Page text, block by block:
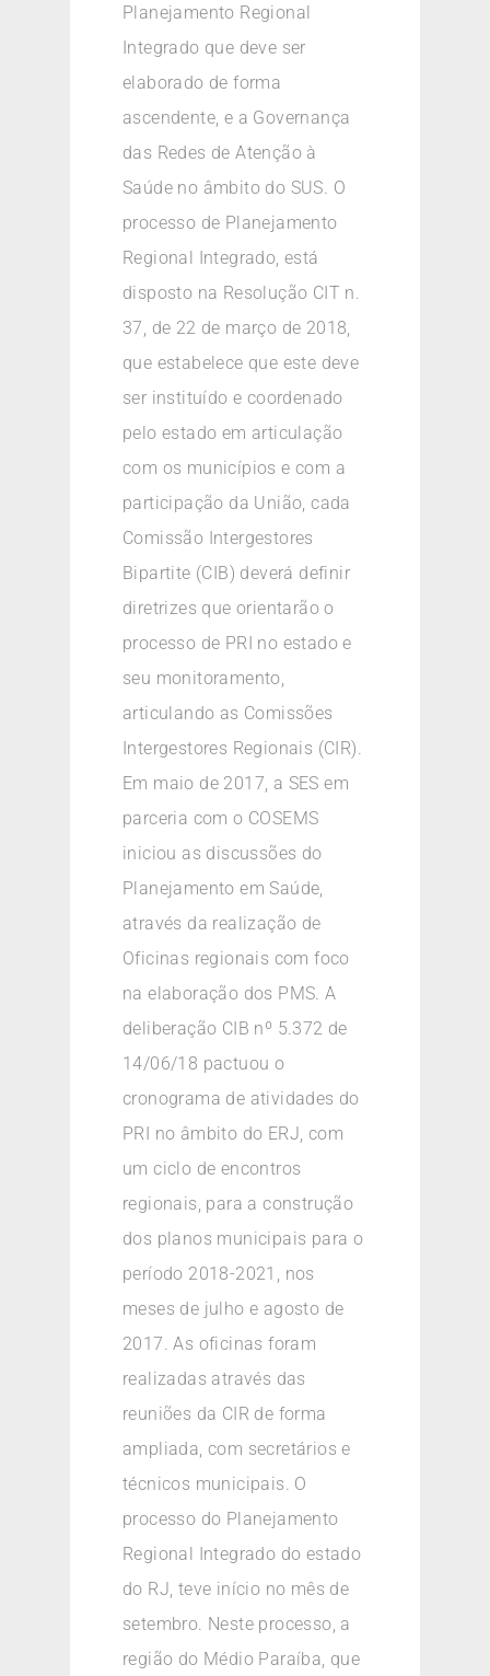
Planejamento Regional
Integrado que deve ser
elaborado de forma
ascendente, e a Governança
das Redes de Atenção à
Saúde no âmbito do SUS. O
processo de Planejamento
Regional Integrado, está
disposto na Resolução CIT n.
37, de 22 de março de 2018,
que estabelece que este deve
ser instituído e coordenado
pelo estado em articulação
com os municípios e com a
participação da União, cada
Comissão Intergestores
Bipartite (CIB) deverá definir
diretrizes que orientarão o
processo de PRI no estado e
seu monitoramento,
articulando as Comissões
Intergestores Regionais (CIR).
Em maio de 2017, a SES em
parceria com o COSEMS
iniciou as discussões do
Planejamento em Saúde,
através da realização de
Oficinas regionais com foco
na elaboração dos PMS. A
deliberação CIB nº 5.372 de
14/06/18 pactuou o
cronograma de atividades do
PRI no âmbito do ERJ, com
um ciclo de encontros
regionais, para a construção
dos planos municipais para o
período 2018-2021, nos
meses de julho e agosto de
2017. As oficinas foram
realizadas através das
reuniões da CIR de forma
ampliada, com secretários e
técnicos municipais. O
processo do Planejamento
Regional Integrado do estado
do RJ, teve início no mês de
setembro. Neste processo, a
região do Médio Paraíba, que